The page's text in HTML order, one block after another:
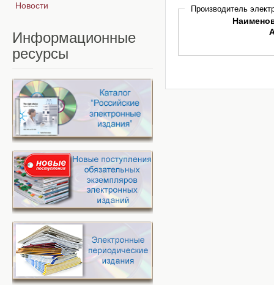
Производитель
Новости
Информационные
ресурсы